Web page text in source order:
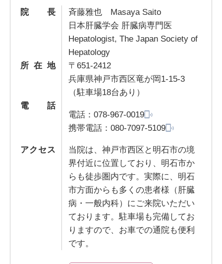
院長
斉藤雅也 Masaya Saito
日本肝臓学会 肝臓病専門医
Hepatologist, The Japan Society of
Hepatology
所在地
〒651-2412
兵庫県神戸市西区竜が岡1-15-3
（駐車場18台あり）
電話
電話： 078-967-0019
携帯電話： 080-7097-5109
アクセス
当院は、神戸市西区と明石市の境
界付近に位置しており、明石市か
らも徒歩圏内です。実際に、明石
市方面からも多くの患者様（肝臓
病・一般内科）にご来院いただい
ております。駐車場も完備してお
りますので、お車での通院も便利
です。